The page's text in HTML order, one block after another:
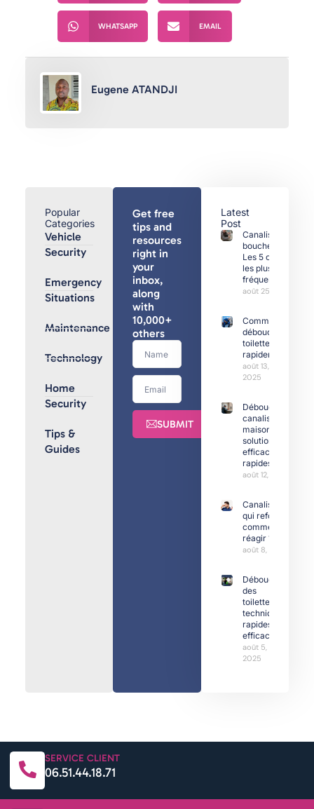
WHATSAPP EMAIL
Eugene ATANDJI
Popular
Categories
Vehicle
Security
Emergency
Situations
Maintenance
Technology
Home
Security
Tips &
Guides
Get free
tips and
resources
right in
your
inbox,
along
with
10,000+
others
SUBMIT
Latest
Post
Canalisations
bouchées :
Les 5 causes
les plus
fréquentes
août 25, 2025
Comment
déboucher
toilettes
rapidement
août 13,
2025
Débouchage
canalisation
maison :
solutions
efficaces et
rapides
août 12, 2025
Canalisation
qui refoule :
comment
réagir ?
août 8, 2025
Déboucher
des
toilettes :
techniques
rapides et
efficaces
août 5,
2025
SERVICE CLIENT
06.51.44.18.71